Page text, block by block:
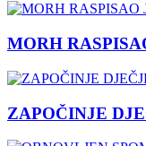
MORH
ZAPOČINJE